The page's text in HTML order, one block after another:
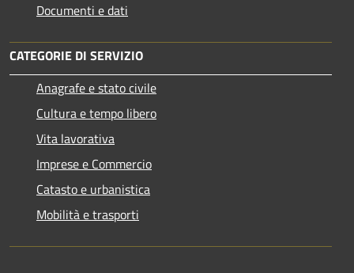
Documenti e dati
CATEGORIE DI SERVIZIO
Anagrafe e stato civile
Cultura e tempo libero
Vita lavorativa
Imprese e Commercio
Catasto e urbanistica
Mobilità e trasporti